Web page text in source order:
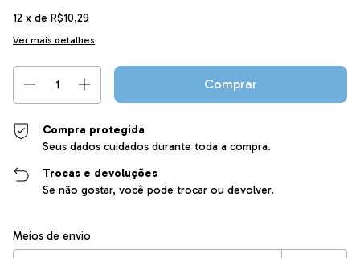
12 x de R$10,29
Ver mais detalhes
Compra protegida
Seus dados cuidados durante toda a compra.
Trocas e devoluções
Se não gostar, você pode trocar ou devolver.
Entregas para o CEP:
Meios de envio